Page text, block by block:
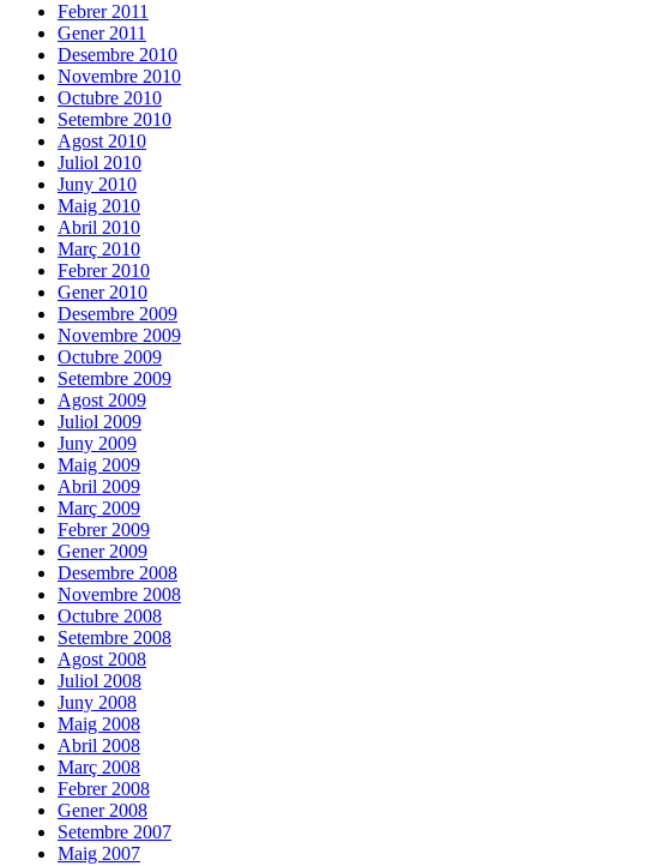
Febrer 2011
Gener 2011
Desembre 2010
Novembre 2010
Octubre 2010
Setembre 2010
Agost 2010
Juliol 2010
Juny 2010
Maig 2010
Abril 2010
Març 2010
Febrer 2010
Gener 2010
Desembre 2009
Novembre 2009
Octubre 2009
Setembre 2009
Agost 2009
Juliol 2009
Juny 2009
Maig 2009
Abril 2009
Març 2009
Febrer 2009
Gener 2009
Desembre 2008
Novembre 2008
Octubre 2008
Setembre 2008
Agost 2008
Juliol 2008
Juny 2008
Maig 2008
Abril 2008
Març 2008
Febrer 2008
Gener 2008
Setembre 2007
Maig 2007